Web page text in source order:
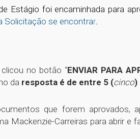
Estágio foi encaminhada para
Solicitação se encontrar.
no botão “ENVIAR PARA
da resposta é de entre 5 (cinco)
que forem aprovados,
Mackenzie-Carreiras para abrir e